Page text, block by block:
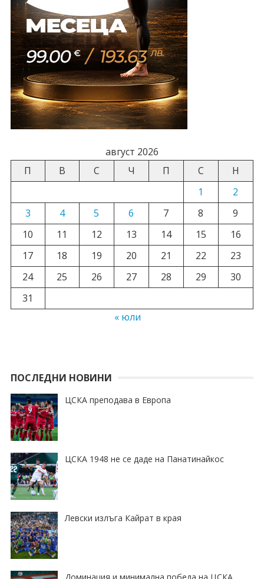
август 2026
П
В С Ч П С
Н
1
2
3
4 5 6 7 8
9
10
11 12 13 14 15
16
17
18 19 20 21 22
23
24
25 26 27 28 29
30
31
« юли
ПОСЛЕДНИ НОВИНИ
ЦСКА преподава в Европа
ЦСКА 1948 не се даде на Панатинайкос
Левски излъга Кайрат в края